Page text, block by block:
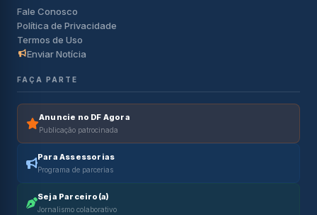
Fale Conosco
Política de Privacidade
Termos de Uso
Enviar Notícia
FAÇA PARTE
Anuncie no DF Agora
Publicação patrocinada
Para Assessorias
Programa de parcerias
Seja Parceiro(a)
Jornalismo colaborativo